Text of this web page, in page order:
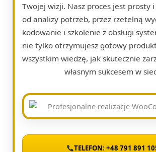
Twojej wizji. Nasz proces jest prosty
od analizy potrzeb, przez rzetelną
kodowanie i szkolenie z obsługi
nie tylko otrzymujesz gotowy
wszystkim wiedzę, jak skutecznie
własnym sukcesem w
TELEFON: +48 791 891